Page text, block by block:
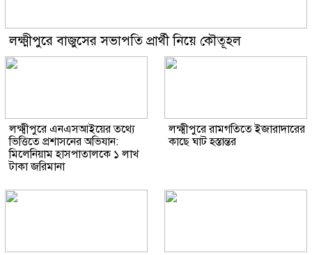
লক্ষ্মীপুরে বাজুসের সভাপতি প্রার্থী নিয়ে কৌতূহল
লক্ষ্মীপুরে এনএসআইয়ের তথ্যে
ভিত্তিতে প্রশাসনের অভিযান:
মিলেনিয়াম হাসপাতালকে ১ লাখ
টাকা জরিমানা
লক্ষ্মীপুরে রামগতিতে ইজারাদারের
কাছে ঘাট হস্তান্তর